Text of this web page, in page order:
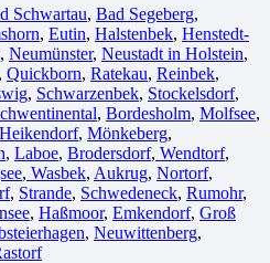
Schwartau, Bad Segeberg,
, Eutin, Halstenbek, Henstedt-
, Neumünster, Neustadt in Holstein,
, Quickborn, Ratekau, Reinbek,
, Schwarzenbek, Stockelsdorf,
, Bordesholm, Molfsee,
Heikendorf, Mönkeberg,
, Laboe, Brodersdorf, Wendtorf,
, Wasbek, Aukrug, Nortorf,
, Strande, Schwedeneck, Rumohr,
, Haßmoor, Emkendorf, Groß
, Neuwittenberg,